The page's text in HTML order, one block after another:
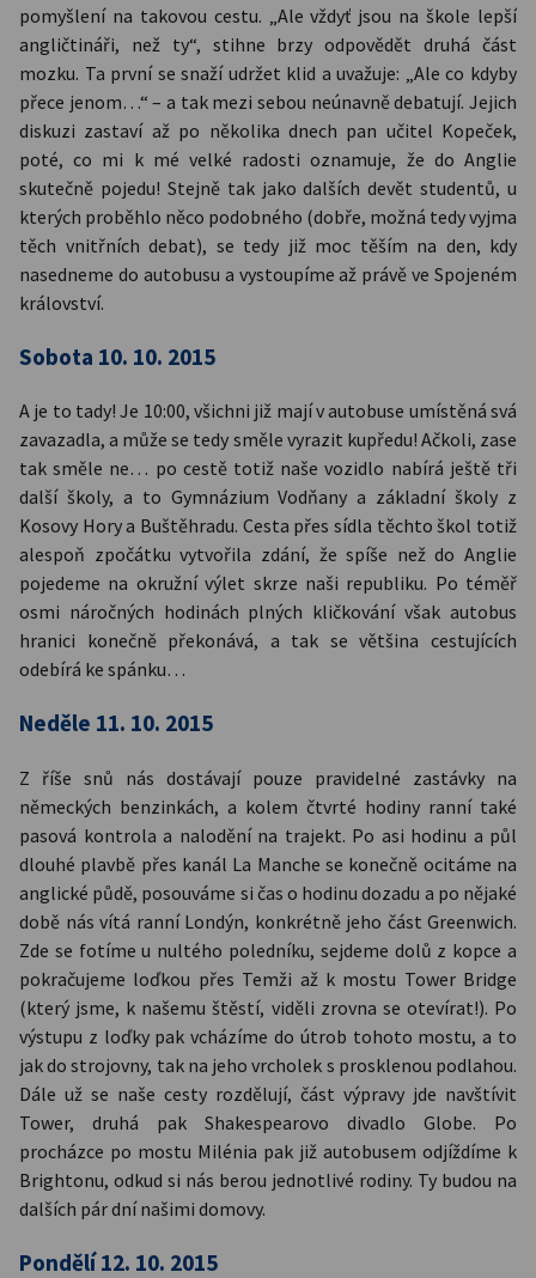
pomyšlení na takovou cestu. „Ale vždyť jsou na škole lepší
angličtináři, než ty“, stihne brzy odpovědět druhá část
mozku. Ta první se snaží udržet klid a uvažuje: „Ale co kdyby
přece jenom…“ – a tak mezi sebou neúnavně debatují. Jejich
diskuzi zastaví až po několika dnech pan učitel Kopeček,
poté, co mi k mé velké radosti oznamuje, že do Anglie
skutečně pojedu! Stejně tak jako dalších devět studentů, u
kterých proběhlo něco podobného (dobře, možná tedy vyjma
těch vnitřních debat), se tedy již moc těším na den, kdy
nasedneme do autobusu a vystoupíme až právě ve Spojeném
království.
Sobota 10. 10. 2015
A je to tady! Je 10:00, všichni již mají v autobuse umístěná svá
zavazadla, a může se tedy směle vyrazit kupředu! Ačkoli, zase
tak směle ne… po cestě totiž naše vozidlo nabírá ještě tři
další školy, a to Gymnázium Vodňany a základní školy z
Kosovy Hory a Buštěhradu. Cesta přes sídla těchto škol totiž
alespoň zpočátku vytvořila zdání, že spíše než do Anglie
pojedeme na okružní výlet skrze naši republiku. Po téměř
osmi náročných hodinách plných kličkování však autobus
hranici konečně překonává, a tak se většina cestujících
odebírá ke spánku…
Neděle 11. 10. 2015
Z říše snů nás dostávají pouze pravidelné zastávky na
německých benzinkách, a kolem čtvrté hodiny ranní také
pasová kontrola a nalodění na trajekt. Po asi hodinu a půl
dlouhé plavbě přes kanál La Manche se konečně ocitáme na
anglické půdě, posouváme si čas o hodinu dozadu a po nějaké
době nás vítá ranní Londýn, konkrétně jeho část Greenwich.
Zde se fotíme u nultého poledníku, sejdeme dolů z kopce a
pokračujeme loďkou přes Temži až k mostu Tower Bridge
(který jsme, k našemu štěstí, viděli zrovna se otevírat!). Po
výstupu z loďky pak vcházíme do útrob tohoto mostu, a to
jak do strojovny, tak na jeho vrcholek s prosklenou podlahou.
Dále už se naše cesty rozdělují, část výpravy jde navštívit
Tower, druhá pak Shakespearovo divadlo Globe. Po
procházce po mostu Milénia pak již autobusem odjíždíme k
Brightonu, odkud si nás berou jednotlivé rodiny. Ty budou na
dalších pár dní našimi domovy.
Pondělí 12. 10. 2015